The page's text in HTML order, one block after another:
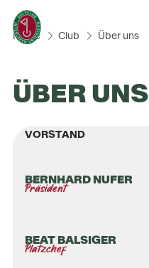
Home Club Über uns
ÜBER UNS
VORSTAND
BERNHARD NUFER
Präsident
BEAT BALSIGER
Platzchef